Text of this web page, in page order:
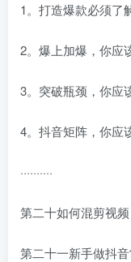
1。打造爆款必须了
2。爆上加爆，你应
3。突破瓶颈，你应
4。抖音矩阵，你应
··········
第二十如何混剪视频
第二十一新手做抖